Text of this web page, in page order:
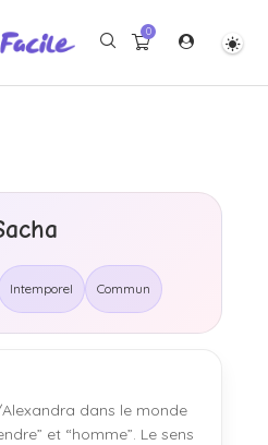
0
Intemporel Commun
dans le monde
et “homme”. Le sens